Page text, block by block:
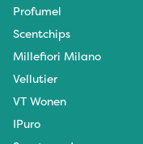
Profumel
Scentchips
Millefiori Milano
Vellutier
VT Wonen
IPuro